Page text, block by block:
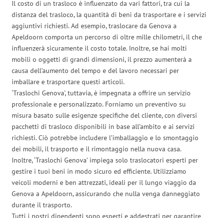
Il costo di un trasloco è influenzato da vari fattori, tra cui la
distanza del trasloco, la quantità di beni da trasportare e i servizi
aggiuntivi richiesti. Ad esempio, traslocare da Genova a
Apeldoorn comporta un percorso di oltre mille chilometri, il che
influenzerà sicuramente il costo totale. Inoltre, se hai molti
mobili o oggetti di grandi dimensioni, il prezzo aumenterà a
causa dell’aumento del tempo e del lavoro necessari per
imballare e trasportare questi articoli.
‘Traslochi Genova’, tuttavia, è impegnata a offrire un servizio
professionale e personalizzato. Forniamo un preventivo su
misura basato sulle esigenze specifiche del cliente, con diversi
pacchetti di trasloco disponibili in base all’ambito e ai servizi
richiesti. Ciò potrebbe includere l’imballaggio e lo smontaggio
dei mobili, il trasporto e il rimontaggio nella nuova casa.
Inoltre, ‘Traslochi Genova’ impiega solo traslocatori esperti per
gestire i tuoi beni in modo sicuro ed efficiente. Utilizziamo
veicoli moderni e ben attrezzati, ideali per il lungo viaggio da
Genova a Apeldoorn, assicurando che nulla venga danneggiato
durante il trasporto.
Tutti i nostri dipendenti sono esperti e addestrati per garantire